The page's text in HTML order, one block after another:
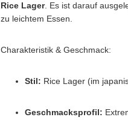
Rice Lager. Es ist darauf
zu leichtem Essen.
Charakteristik & Geschmack:
Stil: Rice Lager (im
Geschmacksprofil: